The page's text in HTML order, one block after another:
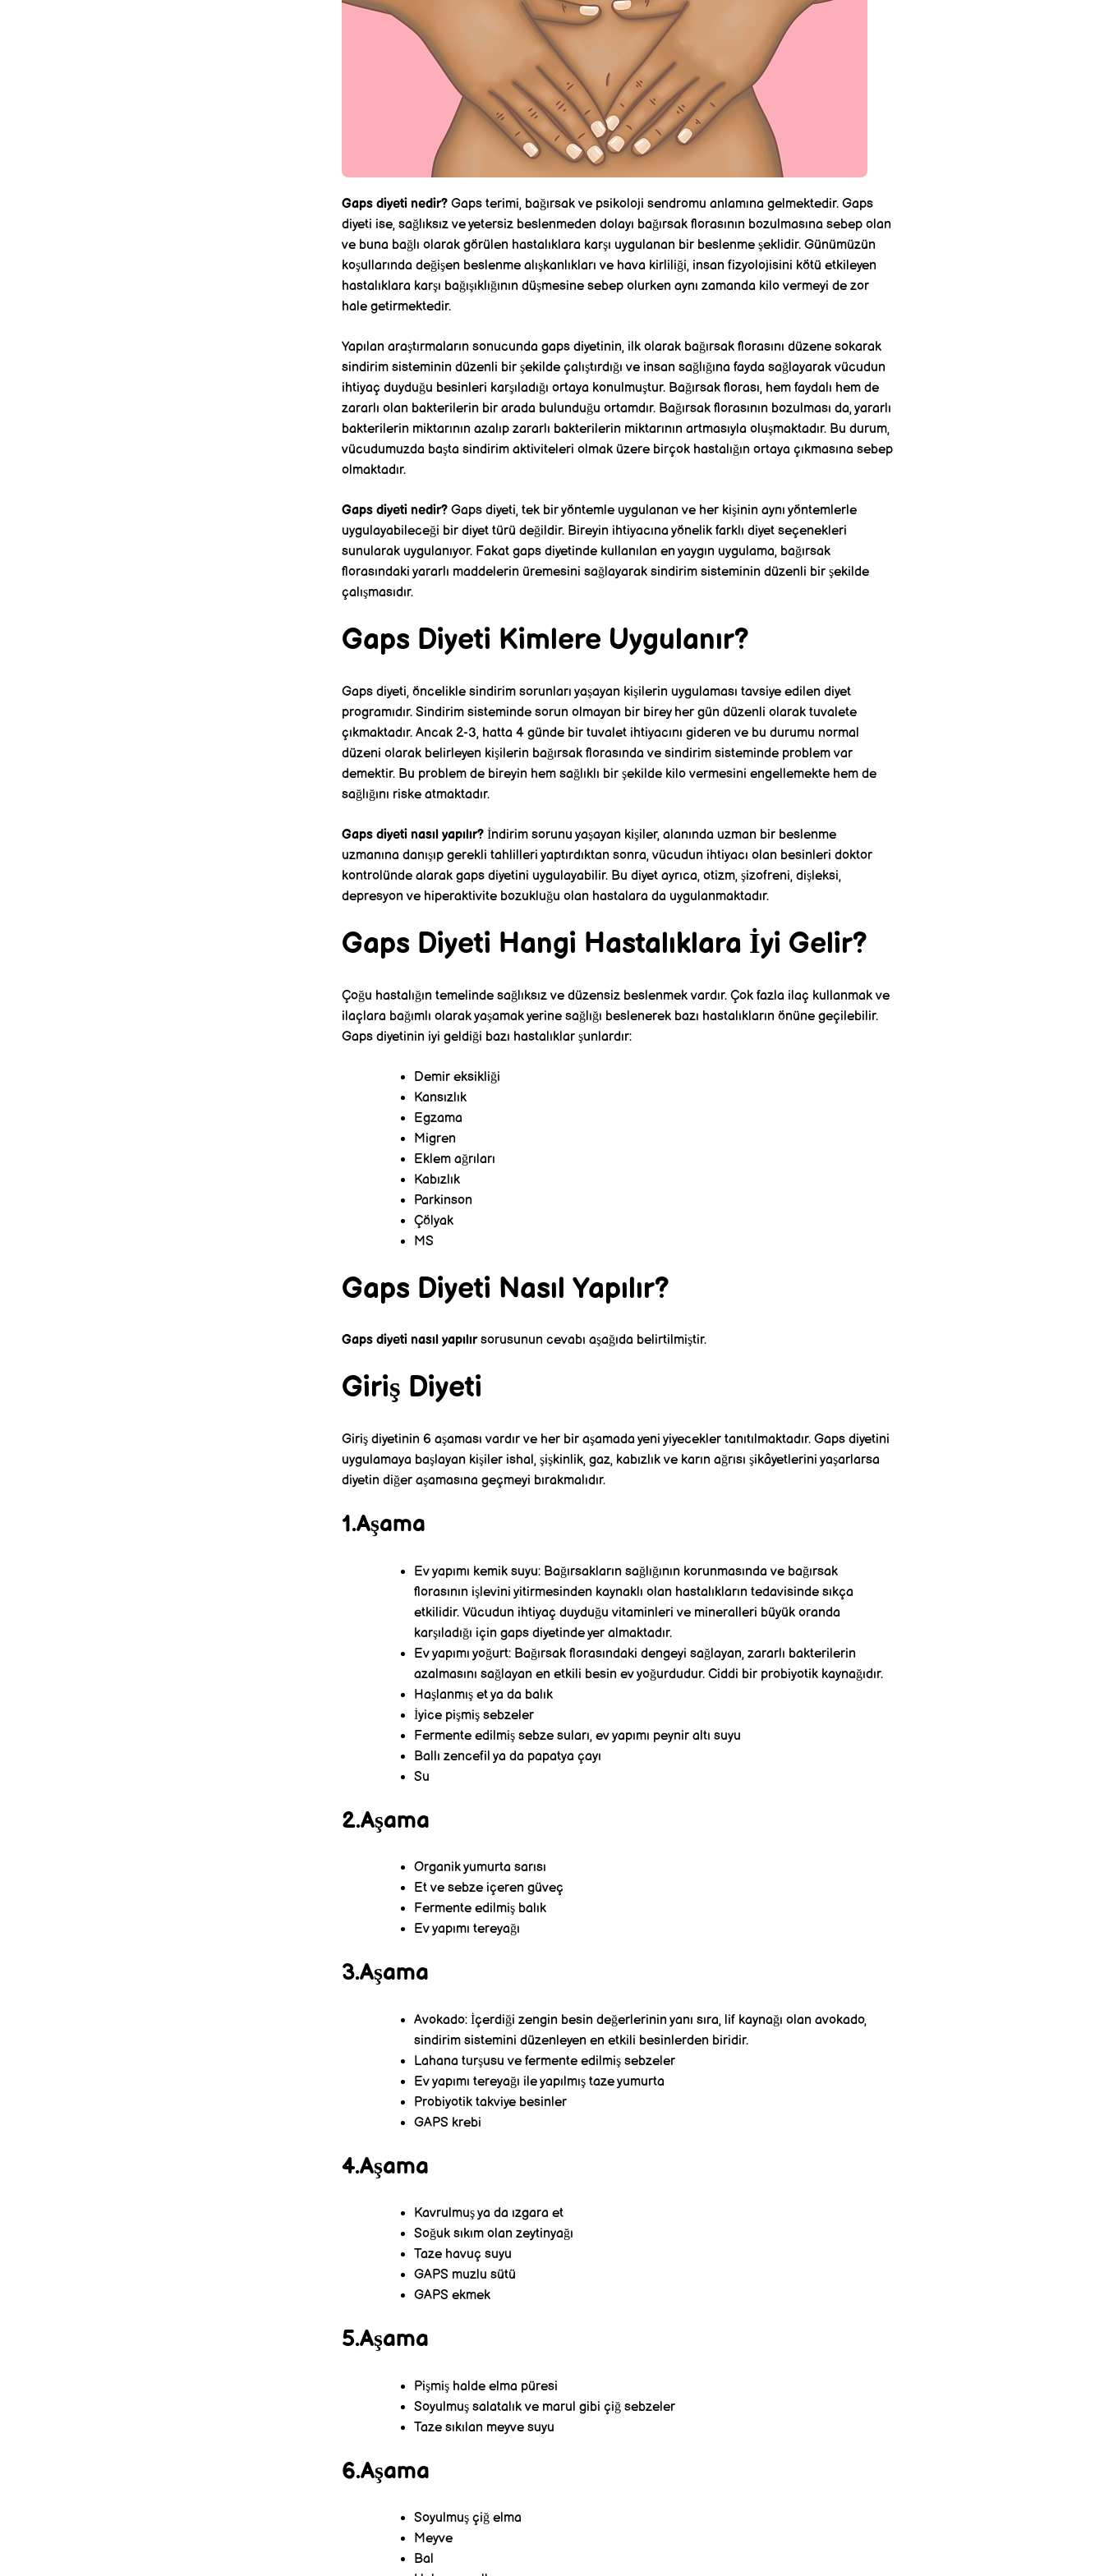
Gaps diyeti nedir? Gaps terimi, bağırsak ve psikoloji sendromu anlamına gelmektedir. Gaps
diyeti ise, sağlıksız ve yetersiz beslenmeden dolayı bağırsak florasının bozulmasına sebep olan
ve buna bağlı olarak görülen hastalıklara karşı uygulanan bir beslenme şeklidir. Günümüzün
koşullarında değişen beslenme alışkanlıkları ve hava kirliliği, insan fizyolojisini kötü etkileyen
hastalıklara karşı bağışıklığının düşmesine sebep olurken aynı zamanda kilo vermeyi de zor
hale getirmektedir.
Yapılan araştırmaların sonucunda gaps diyetinin, ilk olarak bağırsak florasını düzene sokarak
sindirim sisteminin düzenli bir şekilde çalıştırdığı ve insan sağlığına fayda sağlayarak vücudun
ihtiyaç duyduğu besinleri karşıladığı ortaya konulmuştur. Bağırsak florası, hem faydalı hem de
zararlı olan bakterilerin bir arada bulunduğu ortamdır. Bağırsak florasının bozulması da, yararlı
bakterilerin miktarının azalıp zararlı bakterilerin miktarının artmasıyla oluşmaktadır. Bu durum,
vücudumuzda başta sindirim aktiviteleri olmak üzere birçok hastalığın ortaya çıkmasına sebep
olmaktadır.
Gaps diyeti nedir? Gaps diyeti, tek bir yöntemle uygulanan ve her kişinin aynı yöntemlerle
uygulayabileceği bir diyet türü değildir. Bireyin ihtiyacına yönelik farklı diyet seçenekleri
sunularak uygulanıyor. Fakat gaps diyetinde kullanılan en yaygın uygulama, bağırsak
florasındaki yararlı maddelerin üremesini sağlayarak sindirim sisteminin düzenli bir şekilde
çalışmasıdır.
Gaps Diyeti Kimlere Uygulanır?
Gaps diyeti, öncelikle sindirim sorunları yaşayan kişilerin uygulaması tavsiye edilen diyet
programıdır. Sindirim sisteminde sorun olmayan bir birey her gün düzenli olarak tuvalete
çıkmaktadır. Ancak 2-3, hatta 4 günde bir tuvalet ihtiyacını gideren ve bu durumu normal
düzeni olarak belirleyen kişilerin bağırsak florasında ve sindirim sisteminde problem var
demektir. Bu problem de bireyin hem sağlıklı bir şekilde kilo vermesini engellemekte hem de
sağlığını riske atmaktadır.
Gaps diyeti nasıl yapılır? İndirim sorunu yaşayan kişiler, alanında uzman bir beslenme
uzmanına danışıp gerekli tahlilleri yaptırdıktan sonra, vücudun ihtiyacı olan besinleri doktor
kontrolünde alarak gaps diyetini uygulayabilir. Bu diyet ayrıca, otizm, şizofreni, dişleksi,
depresyon ve hiperaktivite bozukluğu olan hastalara da uygulanmaktadır.
Gaps Diyeti Hangi Hastalıklara İyi Gelir?
Çoğu hastalığın temelinde sağlıksız ve düzensiz beslenmek vardır. Çok fazla ilaç kullanmak ve
ilaçlara bağımlı olarak yaşamak yerine sağlığı beslenerek bazı hastalıkların önüne geçilebilir.
Gaps diyetinin iyi geldiği bazı hastalıklar şunlardır:
Demir eksikliği
Kansızlık
Egzama
Migren
Eklem ağrıları
Kabızlık
Parkinson
Çölyak
MS
Gaps Diyeti Nasıl Yapılır?
Gaps diyeti nasıl yapılırsorusunun cevabı aşağıda belirtilmiştir.
Giriş Diyeti
Giriş diyetinin 6 aşaması vardır ve her bir aşamada yeni yiyecekler tanıtılmaktadır. Gaps diyetini
uygulamaya başlayan kişiler ishal, şişkinlik, gaz, kabızlık ve karın ağrısı şikâyetlerini yaşarlarsa
diyetin diğer aşamasına geçmeyi bırakmalıdır.
1.Aşama
Ev yapımı kemik suyu: Bağırsakların sağlığının korunmasında ve bağırsak
florasının işlevini yitirmesinden kaynaklı olan hastalıkların tedavisinde sıkça
etkilidir. Vücudun ihtiyaç duyduğu vitaminleri ve mineralleri büyük oranda
karşıladığı için gaps diyetinde yer almaktadır.
Ev yapımı yoğurt: Bağırsak florasındaki dengeyi sağlayan, zararlı bakterilerin
azalmasını sağlayan en etkili besin ev yoğurdudur. Ciddi bir probiyotik kaynağıdır.
Haşlanmış et ya da balık
İyice pişmiş sebzeler
Fermente edilmiş sebze suları, ev yapımı peynir altı suyu
Ballı zencefil ya da papatya çayı
Su
2.Aşama
Organik yumurta sarısı
Et ve sebze içeren güveç
Fermente edilmiş balık
Ev yapımı tereyağı
3.Aşama
Avokado: İçerdiği zengin besin değerlerinin yanı sıra, lif kaynağı olan avokado,
sindirim sistemini düzenleyen en etkili besinlerden biridir.
Lahana turşusu ve fermente edilmiş sebzeler
Ev yapımı tereyağı ile yapılmış taze yumurta
Probiyotik takviye besinler
GAPS krebi
4.Aşama
Kavrulmuş ya da ızgara et
Soğuk sıkım olan zeytinyağı
Taze havuç suyu
GAPS muzlu sütü
GAPS ekmek
5.Aşama
Pişmiş halde elma püresi
Soyulmuş salatalık ve marul gibi çiğ sebzeler
Taze sıkılan meyve suyu
6.Aşama
Soyulmuş çiğ elma
Meyve
Bal